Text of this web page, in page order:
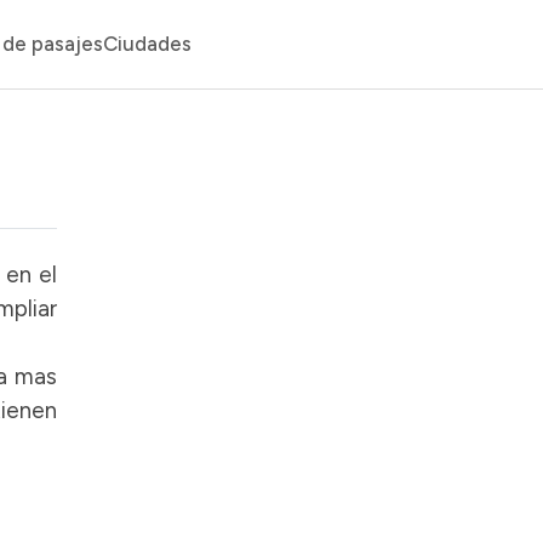
pasajesCiudades
el
mas